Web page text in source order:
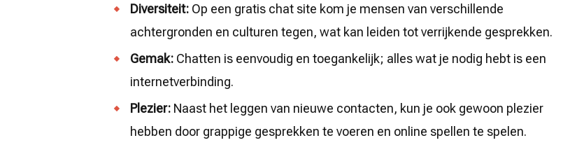
Diversiteit: Op een gratis chat site kom je mensen van verschillende
achtergronden en culturen tegen, wat kan leiden tot verrijkende gesprekken.
Gemak: Chatten is eenvoudig en toegankelijk; alles wat je nodig hebt is een
internetverbinding.
Plezier: Naast het leggen van nieuwe contacten, kun je ook gewoon plezier
hebben door grappige gesprekken te voeren en online spellen te spelen.